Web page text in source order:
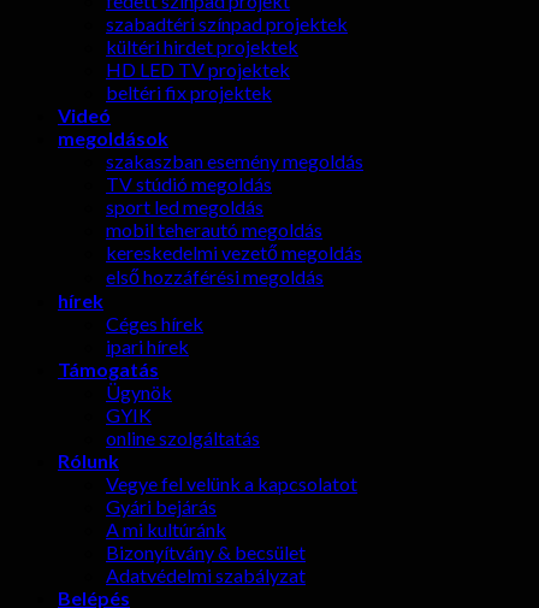
szabadtéri színpad projektek
kültéri hirdet projektek
HD LED TV projektek
beltéri fix projektek
Videó
megoldások
szakaszban esemény megoldás
TV stúdió megoldás
sport led megoldás
mobil teherautó megoldás
kereskedelmi vezető megoldás
első hozzáférési megoldás
hírek
Céges hírek
ipari hírek
Támogatás
Ügynök
GYIK
online szolgáltatás
Rólunk
Vegye fel velünk a kapcsolatot
Gyári bejárás
A mi kultúránk
Bizonyítvány & becsület
Adatvédelmi szabályzat
Belépés